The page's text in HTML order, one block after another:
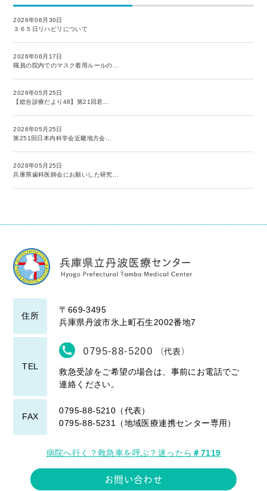
2026年06月30日
３６５日リハビリについて
2026年06月17日
職員の院内でのマスク着用ルールの...
2026年05月25日
【総合診療だより48】第21回若...
2026年05月25日
第251回日本内科学会近畿地方会...
2026年05月25日
兵庫県歯科医師会にお願いした研究...
住所
〒669-3495
兵庫県丹波市氷上町石生2002番地7
TEL
0795-88-5200 （代表）
救急受診をご希望の場合は、事前にお電話でご
連絡ください。
FAX
0795-88-5210（代表）
0795-88-5231（地域医療連携センター専用）
病院へ行く？救急車を呼ぶ？迷ったら ＃7119
お問い合わせ